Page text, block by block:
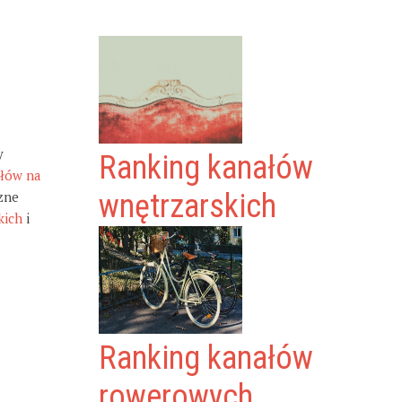
na
i
Ranking kanałów
wnętrzarskich
Ranking kanałów